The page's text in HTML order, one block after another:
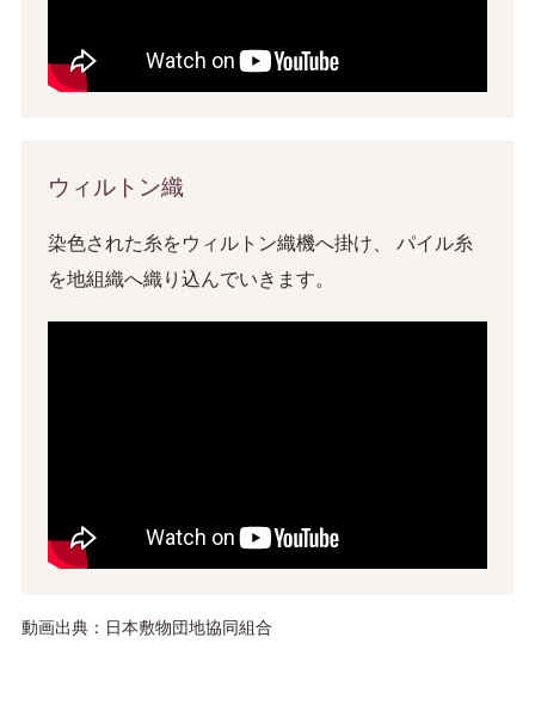
ウィルトン織
染色された糸をウィルトン織機へ掛け、 パイル糸
を地組織へ織り込んでいきます。
動画出典：日本敷物団地協同組合